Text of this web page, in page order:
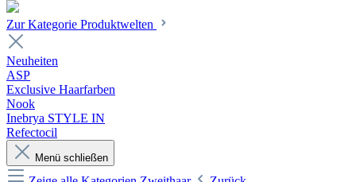
Zur Kategorie Produktwelten
Neuheiten
ASP
Exclusive Haarfarben
Nook
Inebrya STYLE IN
Refectocil
Menü schließen